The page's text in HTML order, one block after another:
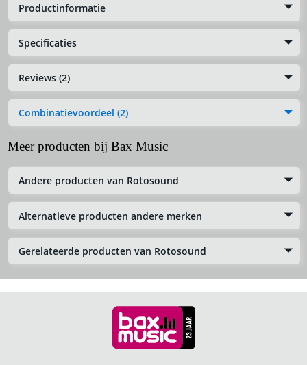
Productinformatie
Specificaties
Reviews (2)
Combinatievoordeel (2)
Meer producten bij Bax Music
Andere producten van Rotosound
Alternatieve producten andere merken
Gerelateerde producten van Rotosound